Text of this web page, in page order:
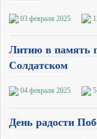
03 февраля 2025
Литию в память
Солдатском
04 февраля 2025
День радости